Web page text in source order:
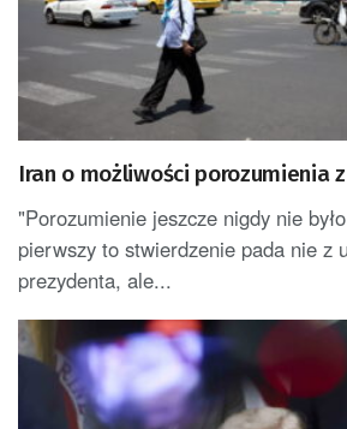
Iran o możliwości porozumienia z
"Porozumienie jeszcze nigdy nie
pierwszy to stwierdzenie pada nie z
prezydenta, ale...